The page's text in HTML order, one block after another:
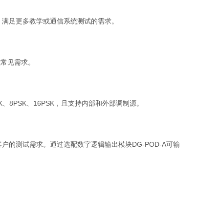
足更多教学或通信系统测试的需求。
见需求。
8PSK 16PSK ，且支持内部和外部调制源。
的测试需求。通过选配数字逻辑输出模块DG-POD-A可输